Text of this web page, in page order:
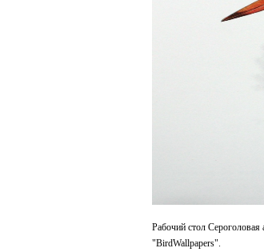
Рабочий стол
"BirdWallpapers".